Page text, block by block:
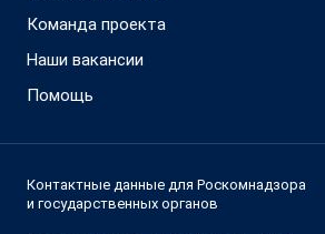
Команда проекта
Наши вакансии
Помощь
Контактные данные для Роскомнадзора
и государственных органов